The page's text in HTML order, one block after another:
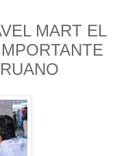
MART EL